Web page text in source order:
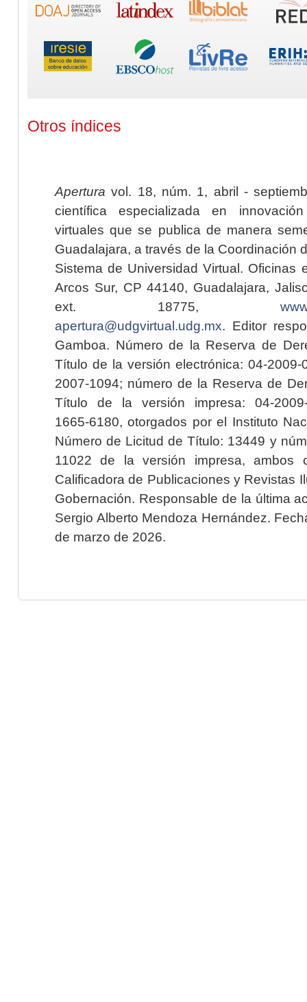
Otros índices
Apertura vol. 18, núm. 1, abril -
científica especializada en
virtuales que se publica de manera
Guadalajara, a través de la Coordinación
Sistema de Universidad Virtual. Oficinas
Arcos Sur, CP 44140, Guadalajara,
ext. 18775,
apertura@udgvirtual.udg.mx. Editor
Gamboa. Número de la Reserva de
Título de la versión electrónica: 04-2009-
2007-1094; número de la Reserva de
Título de la versión impresa: 04-2009-
1665-6180, otorgados por el Instituto
Número de Licitud de Título: 13449 y
11022 de la versión impresa, ambos
Calificadora de Publicaciones y Revistas
Gobernación. Responsable de la última
Sergio Alberto Mendoza Hernández.
de marzo de 2026.